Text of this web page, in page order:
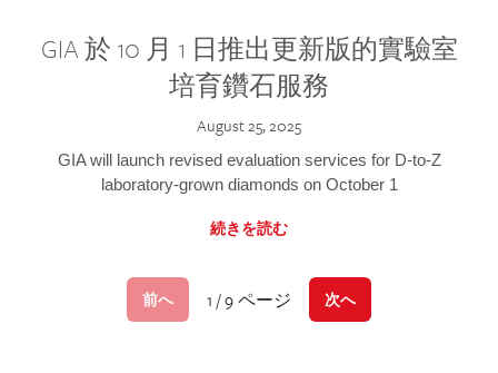
GIA 於 10 月 1 日推出更新版的實驗室
培育鑽石服務
August 25, 2025
GIA will launch revised evaluation services for D-to-Z
laboratory-grown diamonds on October 1
続きを読む
前へ 1 / 9 ページ 次へ